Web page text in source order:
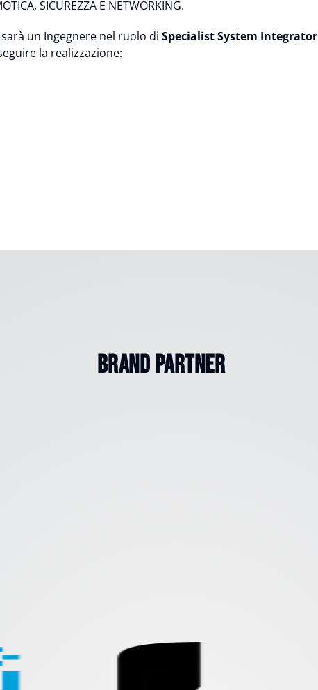
SICUREZZA E NETWORKING.
un Ingegnere nel ruolo di Specialist System Integrator
la realizzazione:
brand partner